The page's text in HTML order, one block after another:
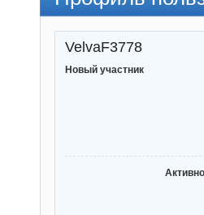
VelvaF3778
Новый участник